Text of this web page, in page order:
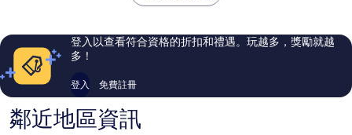
評
論
評
論
登入以查看符合資格的折扣和禮遇。玩越多，獎勵就越
多！
登入 免費註冊
鄰近地區資訊